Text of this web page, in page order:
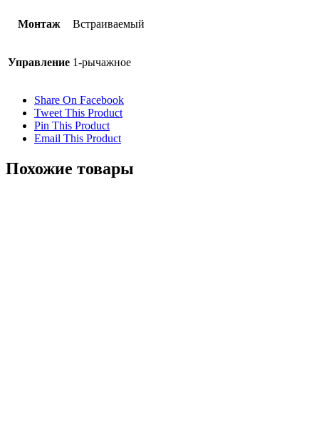
Монтаж Встраиваемый
Управление 1-рычажное
Share On Facebook
Tweet This Product
Pin This Product
Email This Product
Похожие товары